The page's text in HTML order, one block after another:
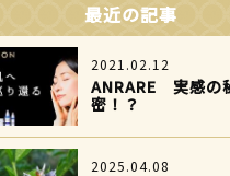
最近の記事
2021.02.12
ANRARE 実感の
密！？
2025.04.08